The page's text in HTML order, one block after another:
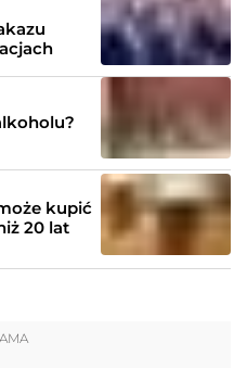
kupić
20 lat